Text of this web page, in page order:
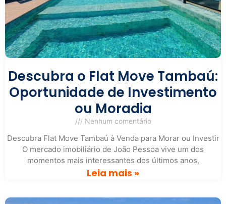
Descubra o Flat Move Tambaú:
Oportunidade de Investimento
ou Moradia
Nenhum comentário
Descubra Flat Move Tambaú à Venda para Morar ou Investir
O mercado imobiliário de João Pessoa vive um dos
momentos mais interessantes dos últimos anos,
Leia mais »